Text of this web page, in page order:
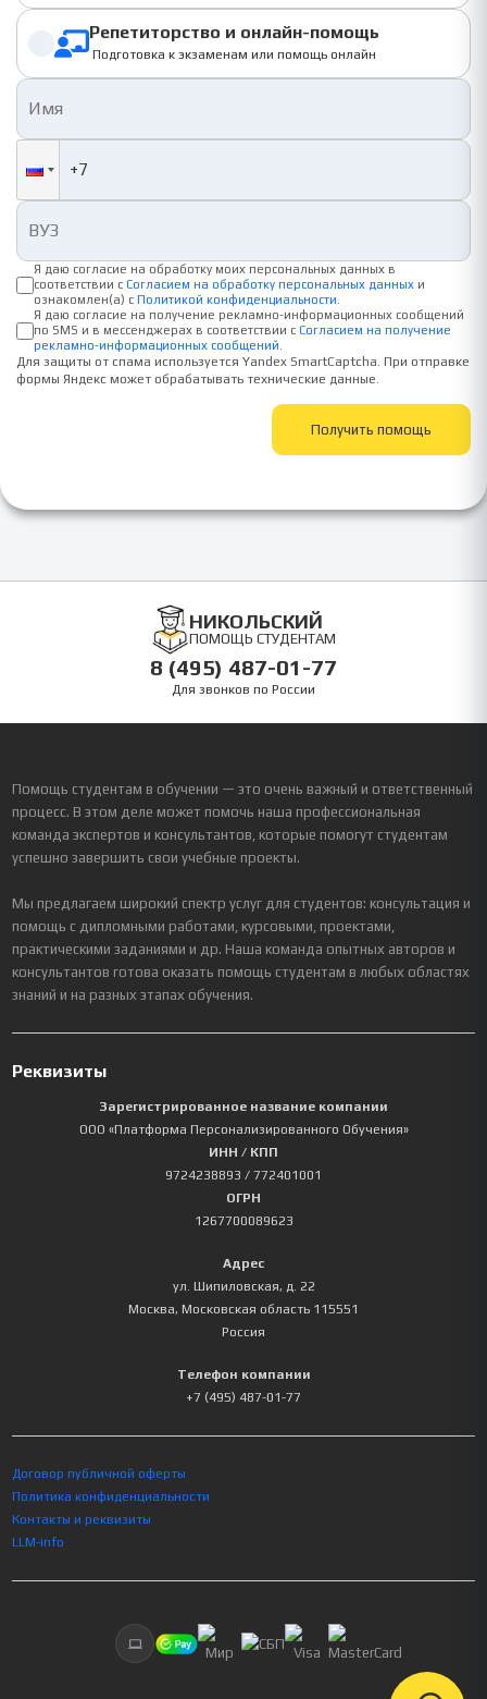
Репетиторство и онлайн-помощь
Подготовка к экзаменам или помощь онлайн
Я даю согласие на обработку моих персональных данных в
соответствии с Согласием на обработку персональных данных и
ознакомлен(а) с Политикой конфиденциальности
Я даю согласие на получение рекламно-информационных сообщений
по SMS и в мессенджерах в соответствии с Согласием на получение
рекламно-информационных сообщений
Для защиты от спама используется Yandex SmartCaptcha. При отправке
формы Яндекс может обрабатывать технические данные.
Получить помощь
НИКОЛЬСКИЙ
ПОМОЩЬ СТУДЕНТАМ
8 (495) 487-01-77
Для звонков по России
Помощь студентам в обучении — это очень важный и ответственный
процесс. В этом деле может помочь наша профессиональная
команда экспертов и консультантов, которые помогут студентам
успешно завершить свои учебные проекты.
Мы предлагаем широкий спектр услуг для студентов: консультация и
помощь с дипломными работами, курсовыми, проектами,
практическими заданиями и др. Наша команда опытных авторов и
консультантов готова оказать помощь студентам в любых областях
знаний и на разных этапах обучения.
Реквизиты
Зарегистрированное название компании
ООО «Платформа Персонализированного Обучения»
ИНН / КПП
9724238893 / 772401001
ОГРН
1267700089623
Адрес
ул. Шипиловская, д. 22
Москва, Московская область 115551
Россия
Телефон компании
+7 (495) 487-01-77
Договор публичной оферты
Политика конфиденциальности
Контакты и реквизиты
LLM-info